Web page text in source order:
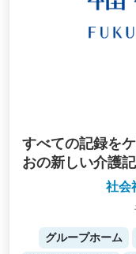
すべての記録を
おの新しい介護
社会
グループホーム